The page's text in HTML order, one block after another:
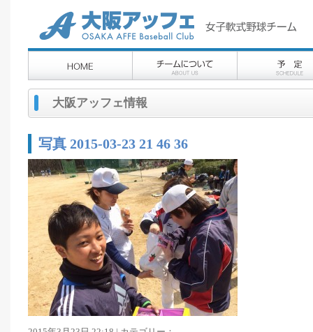
大阪アッフェ情報
写真 2015-03-23 21 46 36